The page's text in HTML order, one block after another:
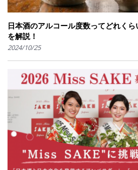
日本酒のアルコール度数ってどれく
を解説！
2024/10/25